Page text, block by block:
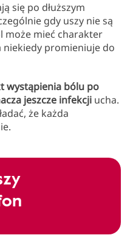
się po dłuższym
gdy uszy nie są
może mieć charakter
niekiedy promieniuje do
wystąpienia bólu po
jeszcze infekcji ucha.
że każda